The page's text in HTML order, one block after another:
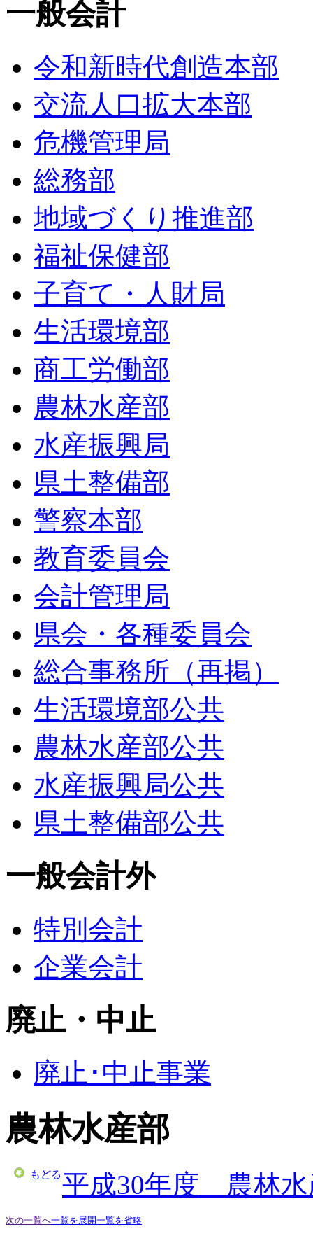
一般会計
令和新時代創造本部
交流人口拡大本部
危機管理局
総務部
地域づくり推進部
福祉保健部
子育て・人財局
生活環境部
商工労働部
農林水産部
水産振興局
県土整備部
警察本部
教育委員会
会計管理局
県会・各種委員会
総合事務所（再掲）
生活環境部公共
農林水産部公共
水産振興局公共
県土整備部公共
一般会計外
特別会計
企業会計
廃止・中止
廃止･中止事業
農林水産部
もどる平成30年度 農林水
次の一覧へ一覧を展開一覧を省略